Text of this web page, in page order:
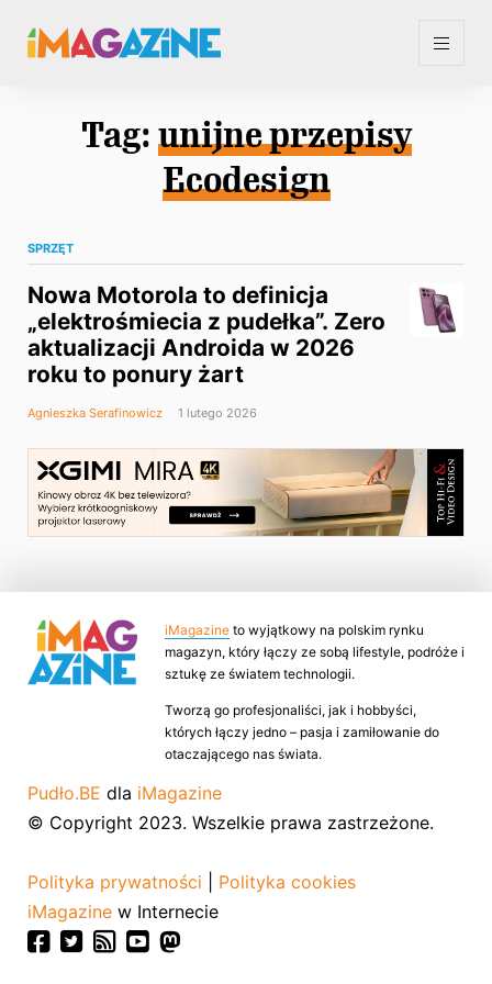
Tag: unijne przepisy
Ecodesign
SPRZĘT
Nowa Motorola to definicja
„elektrośmiecia z pudełka”. Zero
aktualizacji Androida w 2026
roku to ponury żart
Agnieszka Serafinowicz 1 lutego 2026
iMagazine to wyjątkowy na polskim rynku
magazyn, który łączy ze sobą lifestyle, podróże i
sztukę ze światem technologii.
Tworzą go profesjonaliści, jak i hobbyści,
których łączy jedno – pasja i zamiłowanie do
otaczającego nas świata.
Pudło.BE dla iMagazine
© Copyright 2023. Wszelkie prawa zastrzeżone.
Polityka prywatności
Polityka cookies
iMagazine w Internecie